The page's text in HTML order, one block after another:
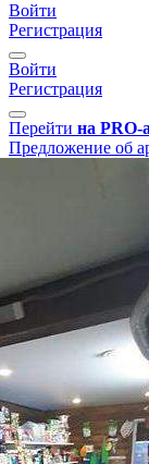
Войти
Регистрация
Войти
Регистрация
Перейти на PRO-
Предложение об